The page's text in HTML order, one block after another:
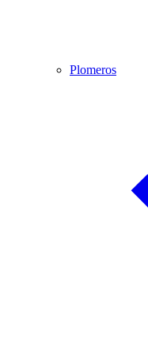
Plomeros